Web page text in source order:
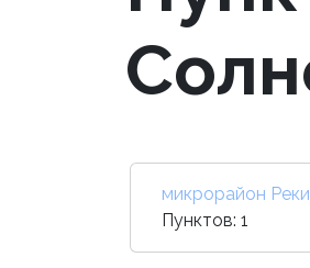
микрорайон
Пунктов: 1